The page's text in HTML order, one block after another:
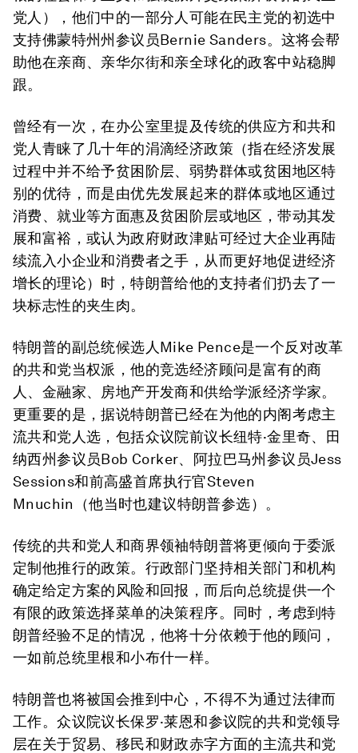
党人），他们中的一部分人可能在民主党的初选中
支持佛蒙特州州参议员Bernie Sanders。这将会帮
助他在亲商、亲华尔街和亲全球化的政客中站稳脚
跟。
曾经有一次，在办公室里提及传统的供应方和共和
党人青睐了几十年的涓滴经济政策（指在经济发展
过程中并不给予贫困阶层、弱势群体或贫困地区特
别的优待，而是由优先发展起来的群体或地区通过
消费、就业等方面惠及贫困阶层或地区，带动其发
展和富裕，或认为政府财政津贴可经过大企业再陆
续流入小企业和消费者之手，从而更好地促进经济
增长的理论）时，特朗普给他的支持者们扔去了一
块标志性的夹生肉。
特朗普的副总统候选人Mike Pence是一个反对改革
的共和党当权派，他的竞选经济顾问是富有的商
人、金融家、房地产开发商和供给学派经济学家。
更重要的是，据说特朗普已经在为他的内阁考虑主
流共和党人选，包括众议院前议长纽特·金里奇、田
纳西州参议员Bob Corker、阿拉巴马州参议员Jess
Sessions和前高盛首席执行官Steven
Mnuchin（他当时也建议特朗普参选）。
传统的共和党人和商界领袖特朗普将更倾向于委派
定制他推行的政策。行政部门坚持相关部门和机构
确定给定方案的风险和回报，而后向总统提供一个
有限的政策选择菜单的决策程序。同时，考虑到特
朗普经验不足的情况，他将十分依赖于他的顾问，
一如前总统里根和小布什一样。
特朗普也将被国会推到中心，不得不为通过法律而
工作。众议院议长保罗·莱恩和参议院的共和党领导
层在关于贸易、移民和财政赤字方面的主流共和党